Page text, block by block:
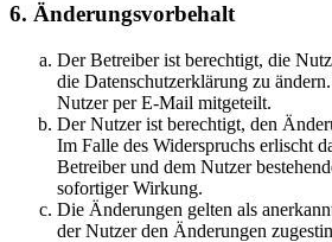
6. Änderungsvorbehalt
Der Betreiber ist berechtigt, die
die Datenschutzerklärung zu
Nutzer per E-Mail mitgeteilt.
Der Nutzer ist berechtigt, den
Im Falle des Widerspruchs erlischt
Betreiber und dem Nutzer
sofortiger Wirkung.
Die Änderungen gelten als
der Nutzer den Änderungen